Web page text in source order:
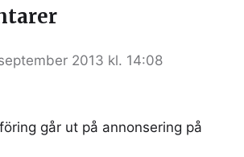
2013 kl. 14:08
går ut på annonsering på